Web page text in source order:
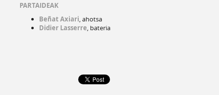
PARTAIDEAK
Beñat Axiari, ahotsa
Didier Lasserre, bateria